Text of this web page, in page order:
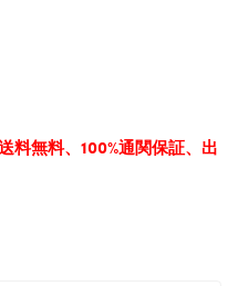
料無料、100%通関保証、出